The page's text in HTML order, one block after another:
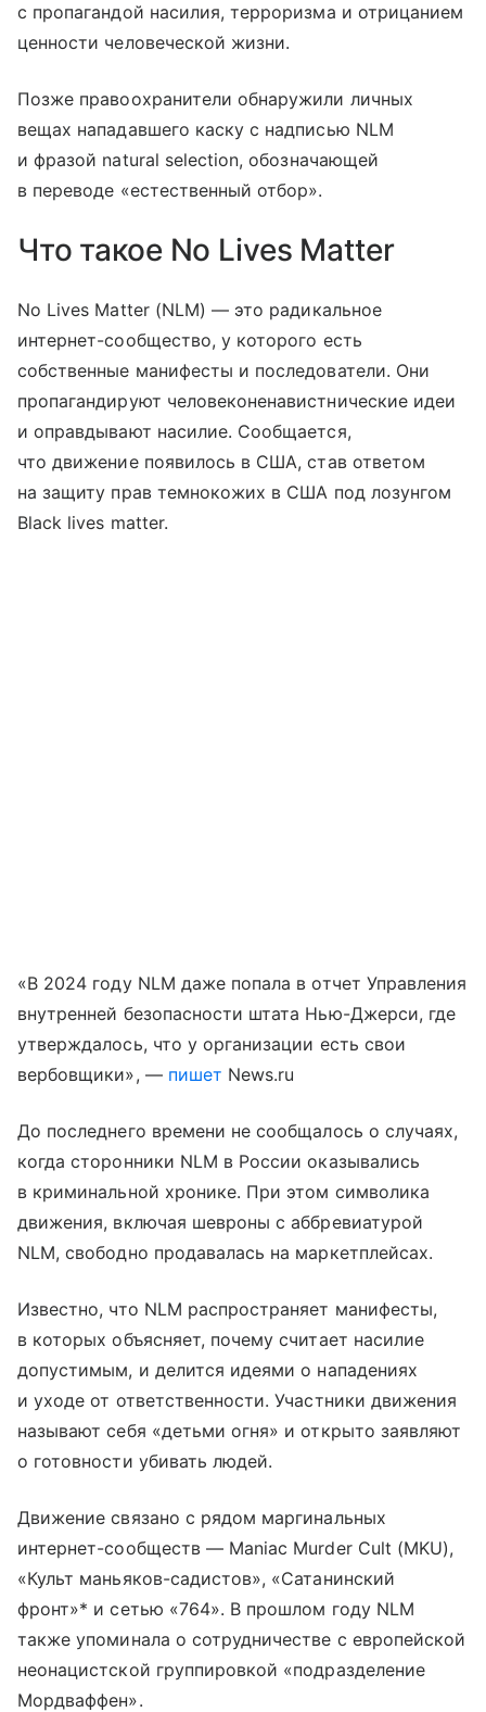
с пропагандой насилия, терроризма и отрицанием
ценности человеческой жизни.
Позже правоохранители обнаружили личных
вещах нападавшего каску с надписью NLM
и фразой natural selection, обозначающей
в переводе «естественный отбор».
Что такое No Lives Matter
No Lives Matter (NLM) — это радикальное
интернет-сообщество, у которого есть
собственные манифесты и последователи. Они
пропагандируют человеконенавистнические идеи
и оправдывают насилие. Сообщается,
что движение появилось в США, став ответом
на защиту прав темнокожих в США под лозунгом
Black lives matter.
«В 2024 году NLM даже попала в отчет Управления
внутренней безопасности штата Нью-Джерси, где
утверждалось, что у организации есть свои
вербовщики», — пишет News.ru
До последнего времени не сообщалось о случаях,
когда сторонники NLM в России оказывались
в криминальной хронике. При этом символика
движения, включая шевроны с аббревиатурой
NLM, свободно продавалась на маркетплейсах.
Известно, что NLM распространяет манифесты,
в которых объясняет, почему считает насилие
допустимым, и делится идеями о нападениях
и уходе от ответственности. Участники движения
называют себя «детьми огня» и открыто заявляют
о готовности убивать людей.
Движение связано с рядом маргинальных
интернет-сообществ — Maniac Murder Cult (MKU),
«Культ маньяков-садистов», «Сатанинский
фронт»* и сетью «764». В прошлом году NLM
также упоминала о сотрудничестве с европейской
неонацистской группировкой «подразделение
Мордваффен».